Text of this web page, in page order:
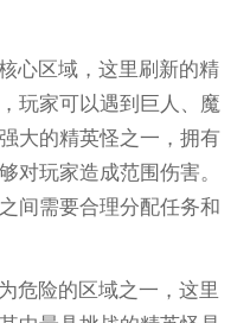
心区域，这里刷新的精
玩家可以遇到巨人、魔
大的精英怪之一，拥有
对玩家造成范围伤害。
间需要合理分配任务和
危险的区域之一，这里